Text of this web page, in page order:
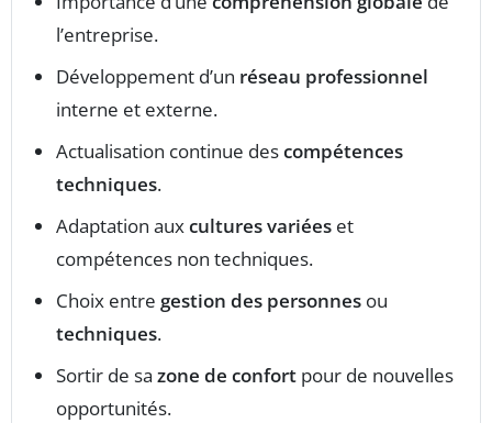
l’entreprise.
Développement d’un réseau professionnel
interne et externe.
Actualisation continue descompétences
techniques.
Adaptation auxcultures variées et
compétences non techniques.
Choix entre gestion des personnes ou
techniques.
Sortir de sa zone de confort pour de nouvelles
opportunités.